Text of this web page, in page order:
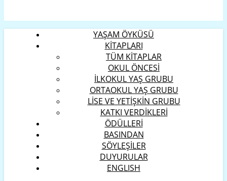
YAŞAM ÖYKÜSÜ
KİTAPLARI
TÜM KİTAPLAR
OKUL ÖNCESİ
İLKOKUL YAŞ GRUBU
ORTAOKUL YAŞ GRUBU
LİSE VE YETİŞKİN GRUBU
KATKI VERDİKLERİ
ÖDÜLLERİ
BASINDAN
SÖYLEŞİLER
DUYURULAR
ENGLISH